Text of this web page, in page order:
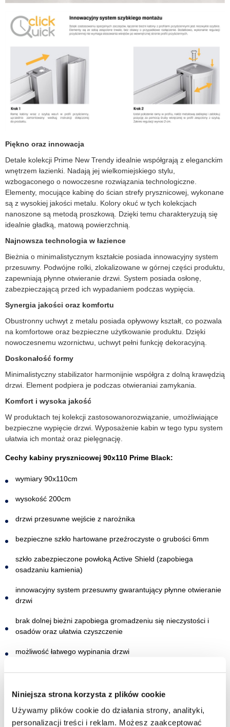
Niniejsza strona korzysta z plików cookie
Używamy plików cookie do działania strony, analityki,
personalizacji treści i reklam. Możesz zaakceptować
Piękno oraz innowacja
Detale kolekcji Prime New Trendy idealnie współgrają z eleganckim
wnętrzem łazienki. Nadają jej wielkomiejskiego stylu,
wzbogaconego o nowoczesne rozwiązania technologiczne.
Elementy, mocujące kabinę do ścian strefy prysznicowej, wykonane
są z wysokiej jakości metalu. Kolory okuć w tych kolekcjach
nanoszone są metodą proszkową. Dzięki temu charakteryzują się
idealnie gładką, matową powierzchnią.
Najnowsza technologia w łazience
Bieżnia o minimalistycznym kształcie posiada innowacyjny system
przesuwny. Podwójne rolki, zlokalizowane w górnej części produktu,
zapewniają płynne otwieranie drzwi. System posiada osłonę,
zabezpieczającą przed ich wypadaniem podczas wypięcia.
Synergia jakości oraz komfortu
Obustronny uchwyt z metalu posiada opływowy kształt, co pozwala
na komfortowe oraz bezpieczne użytkowanie produktu. Dzięki
nowoczesnemu wzornictwu, uchwyt pełni funkcję dekoracyjną.
Doskonałość formy
Minimalistyczny stabilizator harmonijnie współgra z dolną krawędzią
drzwi. Element podpiera je podczas otwieraniai zamykania.
Komfort i wysoka jakość
W produktach tej kolekcji zastosowanorozwiązanie, umożliwiające
bezpieczne wypięcie drzwi. Wyposażenie kabin w tego typu system
ułatwia ich montaż oraz pielęgnację.
Cechy kabiny prysznicowej 90x110 Prime Black:
wymiary 90x110cm
wysokość 200cm
drzwi przesuwne wejście z narożnika
bezpieczne szkło hartowane przeźroczyste o grubości 6mm
szkło zabezpieczone powłoką Active Shield (zapobiega
osadzaniu kamienia)
innowacyjny system przesuwny gwarantujący płynne otwieranie
drzwi
brak dolnej bieżni zapobiega gromadzeniu się nieczystości i
osadów oraz ułatwia czyszczenie
możliwość łatwego wypinania drzwi
szybki montaż
produkt przeznaczony do montażu bezpośrednio na posadzce
gwarancja 3 lata